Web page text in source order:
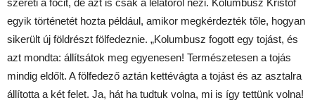
egyik történetét hozta például, amikor megkérdezték tőle, hogyan
sikerült új földrészt fölfedeznie. „Kolumbusz fogott egy tojást, és
azt mondta: állítsátok meg egyenesen! Természetesen a tojás
mindig eldőlt. A fölfedező aztán kettévágta a tojást és az asztalra
állította a két felet. Ja, hát ha tudtuk volna, mi is így tettünk volna!